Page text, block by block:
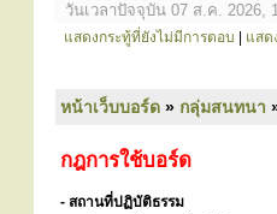
วันเวลาปัจจุบัน 07 ส.ค. 2026,
แสดงกระทู้ที่ยังไม่มีการตอบ แสด
หน้าเว็บบอร์ด » กลุ่มสนทนา
กฎการใช้บอร์ด
- สถานที่ปฏิบัติธรรม